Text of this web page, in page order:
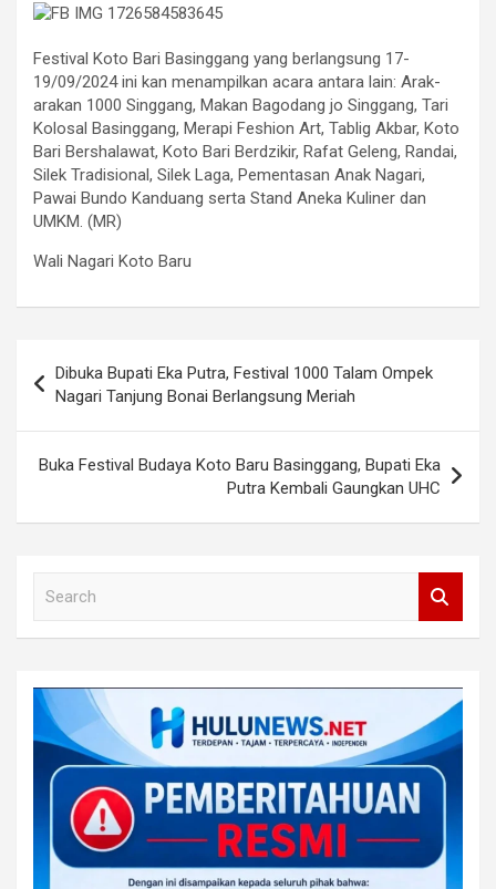
Festival Koto Bari Basinggang yang berlangsung 17-
19/09/2024 ini kan menampilkan acara antara lain: Arak-
arakan 1000 Singgang, Makan Bagodang jo Singgang, Tari
Kolosal Basinggang, Merapi Feshion Art, Tablig Akbar, Koto
Bari Bershalawat, Koto Bari Berdzikir, Rafat Geleng, Randai,
Silek Tradisional, Silek Laga, Pementasan Anak Nagari,
Pawai Bundo Kanduang serta Stand Aneka Kuliner dan
UMKM. (MR)
Wali Nagari Koto Baru
navigation
Dibuka Bupati Eka Putra, Festival 1000 Talam Ompek
Nagari Tanjung Bonai Berlangsung Meriah
Buka Festival Budaya Koto Baru Basinggang, Bupati Eka
Putra Kembali Gaungkan UHC
h